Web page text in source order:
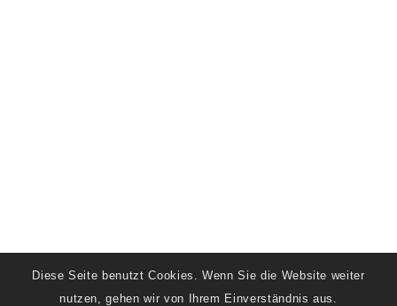
Diese Seite benutzt Cookies. Wenn Sie die Website weiter
nutzen, gehen wir von Ihrem Einverständnis aus.